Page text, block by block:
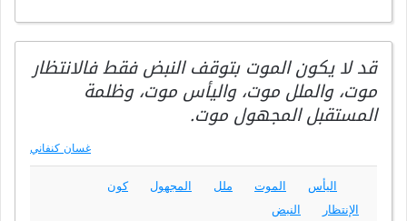
قد لا يكون الموت بتوقف النبض فقط فالانتظار
موت، والملل موت، واليأس موت، وظلمة
المستقبل المجهول موت.
غسان كنفاني
اليأس الموت ملل المجهول
كون
الإنتظار
النبض